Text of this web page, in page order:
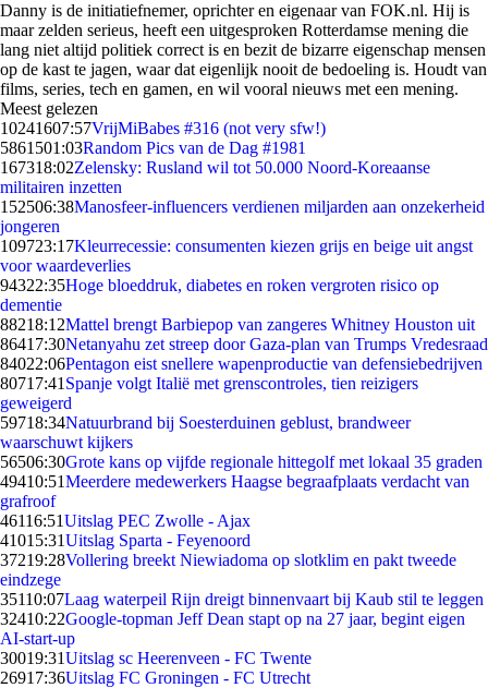
Danny is de initiatiefnemer, oprichter en eigenaar van FOK.nl. Hij is
maar zelden serieus, heeft een uitgesproken Rotterdamse mening die
lang niet altijd politiek correct is en bezit de bizarre eigenschap mensen
op de kast te jagen, waar dat eigenlijk nooit de bedoeling is. Houdt van
films, series, tech en gamen, en wil vooral nieuws met een mening.
Meest gelezen
10241607:57VrijMiBabes #316 (not very sfw!)
5861501:03Random Pics van de Dag #1981
167318:02Zelensky: Rusland wil tot 50.000 Noord-Koreaanse
militairen inzetten
152506:38Manosfeer-influencers verdienen miljarden aan onzekerheid
jongeren
109723:17Kleurrecessie: consumenten kiezen grijs en beige uit angst
voor waardeverlies
94322:35Hoge bloeddruk, diabetes en roken vergroten risico op
dementie
88218:12Mattel brengt Barbiepop van zangeres Whitney Houston uit
86417:30Netanyahu zet streep door Gaza-plan van Trumps Vredesraad
84022:06Pentagon eist snellere wapenproductie van defensiebedrijven
80717:41 Spanje volgt Italië met grenscontroles, tien reizigers
geweigerd
59718:34Natuurbrand bij Soesterduinen geblust, brandweer
waarschuwt kijkers
56506:30Grote kans op vijfde regionale hittegolf met lokaal 35 graden
49410:51Meerdere medewerkers Haagse begraafplaats verdacht van
grafroof
46116:51Uitslag PEC Zwolle - Ajax
41015:31Uitslag Sparta - Feyenoord
37219:28Vollering breekt Niewiadoma op slotklim en pakt tweede
eindzege
35110:07Laag waterpeil Rijn dreigt binnenvaart bij Kaub stil te leggen
32410:22Google-topman Jeff Dean stapt op na 27 jaar, begint eigen
AI-start-up
30019:31Uitslag sc Heerenveen - FC Twente
26917:36Uitslag FC Groningen - FC Utrecht